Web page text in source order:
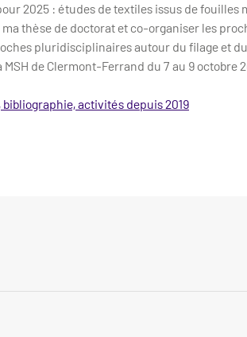
2025 : études de textiles issus de
thèse de doctorat et co-organiser les
pluridisciplinaires autour du filage et
de Clermont-Ferrand du 7 au 9 octobre
bibliographie, activités depuis 2019